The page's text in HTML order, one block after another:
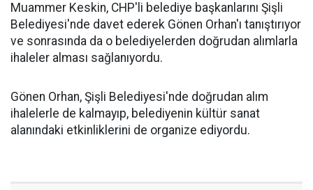
Muammer Keskin, CHP'li belediye başkanlarını Şişli
Belediyesi'nde davet ederek Gönen Orhan'ı tanıştırıyor
ve sonrasında da o belediyelerden doğrudan alımlarla
ihaleler alması sağlanıyordu.
Gönen Orhan, Şişli Belediyesi'nde doğrudan alım
ihalelerle de kalmayıp, belediyenin kültür sanat
alanındaki etkinliklerini de organize ediyordu.